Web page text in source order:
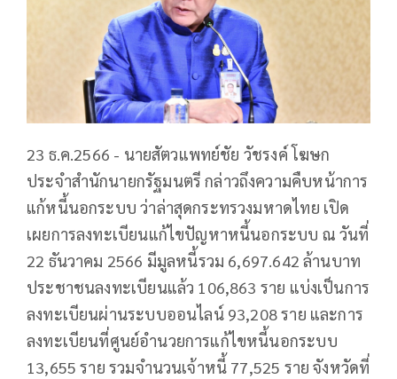
23 ธ.ค.2566 - นายสัตวแพทย์ชัย วัชรงค์ โฆษก
ประจำสำนักนายกรัฐมนตรี กล่าวถึงความคืบหน้าการ
แก้หนี้นอกระบบ ว่าล่าสุดกระทรวงมหาดไทย เปิด
เผยการลงทะเบียนแก้ไขปัญหาหนี้นอกระบบ ณ วันที่
22 ธันวาคม 2566 มีมูลหนี้รวม 6,697.642 ล้านบาท
ประชาชนลงทะเบียนแล้ว 106,863 ราย แบ่งเป็นการ
ลงทะเบียนผ่านระบบออนไลน์ 93,208 ราย และการ
ลงทะเบียนที่ศูนย์อำนวยการแก้ไขหนี้นอกระบบ
13,655 ราย รวมจำนวนเจ้าหนี้ 77,525 ราย จังหวัดที่